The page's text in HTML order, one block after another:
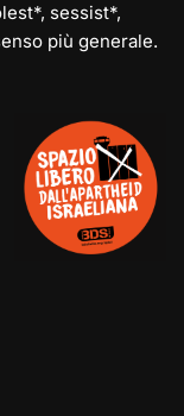
sessist*,
più generale.